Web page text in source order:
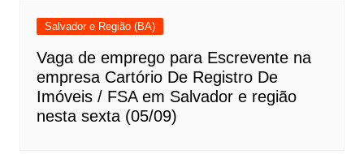
Salvador e Região (BA)
Vaga de emprego para Escrevente na
empresa Cartório De Registro De
Imóveis / FSA em Salvador e região
nesta sexta (05/09)